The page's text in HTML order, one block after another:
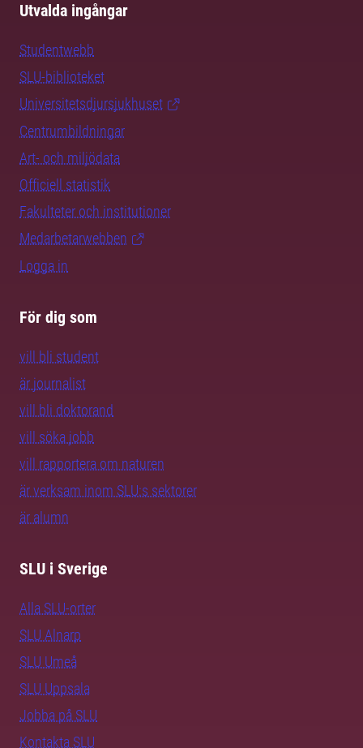
Utvalda ingångar
Studentwebb
SLU-biblioteket
Universitetsdjursjukhuset
Centrumbildningar
Art- och miljödata
Officiell statistik
Fakulteter och institutioner
Medarbetarwebben
Logga in
För dig som
vill bli student
är journalist
vill bli doktorand
vill söka jobb
vill rapportera om naturen
är verksam inom SLU:s sektorer
är alumn
SLU i Sverige
Alla SLU-orter
SLU Alnarp
SLU Umeå
SLU Uppsala
Jobba på SLU
Kontakta SLU